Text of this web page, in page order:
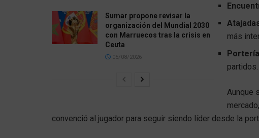
Sumar propone revisar la
organización del Mundial 2030
con Marruecos tras la crisis en
Ceuta
05/08/2026
más
partidos.
Aunque
convenció al jugador para seguir siendo líder desde la